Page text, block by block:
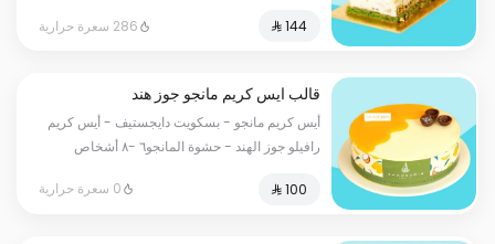
⁨⁦‪‬ 144⁩
286 سعرة حرارية
قالب ايس كريم مانجو جوز هند
أيس كريم مانجو - بسكويت دايجستيف - أيس كريم
رافيلو جوز الهند - حشوة المانجو٦ -٨ أشخاص
0 سعرة حرارية